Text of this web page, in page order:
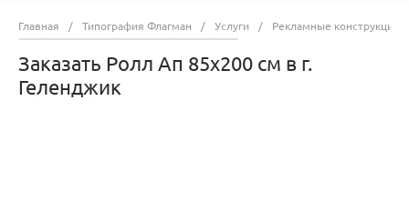
Главная / Типография Флагман / Услуги / Рекламные конструкции
Заказать Ролл Ап 85х200 см в г.
Геленджик